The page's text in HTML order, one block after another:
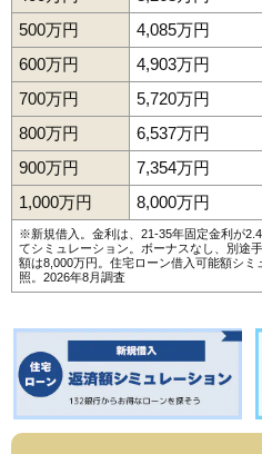
500万円
4,085万円
600万円
4,903万円
700万円
5,720万円
800万円
6,537万円
900万円
7,354万円
1,000万円
8,000万円
※新規借入。金利は、21-35年固定金利が
てシミュレーション。ボーナスなし、別途
額は8,000万円。 住宅ローン借入可能額シミ
照。2026年8月調査